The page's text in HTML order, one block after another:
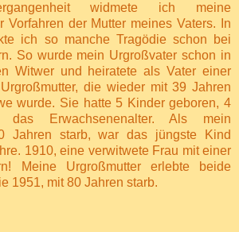
widmete ich meine
Vorfahren der Mutter meines Vaters. In
ich so manche Tragödie schon bei
So wurde mein Urgroßvater schon in
Witwer und heiratete als Vater einer
die wieder mit 39 Jahren
wurde. Sie hatte 5 Kinder geboren, 4
das Erwachsenenalter. Als mein
Jahren starb, war das jüngste Kind
1910, eine verwitwete Frau mit einer
Meine Urgroßmutter erlebte beide
1951, mit 80 Jahren starb.